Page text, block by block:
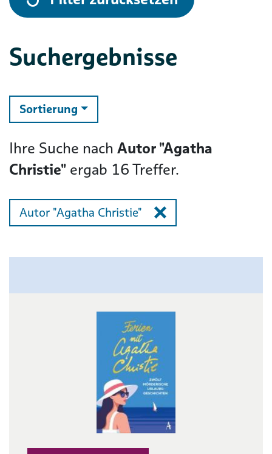
Suchergebnisse
Sortierung ändern
Ihre Suche nach Autor "Agatha
Christie" ergab 16Treffer.
Autor "Agatha Christie"